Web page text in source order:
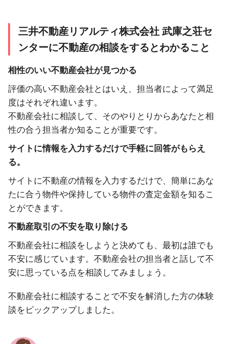
三井不動産リアルティ株式会社 武庫之荘セ
ンターに不動産の相談をするとわかること
相性のいい不動産会社が見つかる
評価の高い不動産会社とはいえ、担当者によって満足
度はそれぞれ違います。
不動産会社に相談して、そのやりとりからあなたと相
性の合う担当者か知ることが重要です。
サイトに情報を入力するだけで手軽に回答がもらえ
る。
サイトに不動産の情報を入力するだけで、簡単にあな
たに合う物件や保持している物件の査定金額を知るこ
とができます。
不動産取引の不安を取り除ける
不動産会社に相談をしようと決めても、最初は誰でも
不安に感じています。不動産会社の担当者と話して不
安に思っている点を相談してみましょう。
不動産会社に相談することで不安を解消した方の体験
談をピックアップしました。